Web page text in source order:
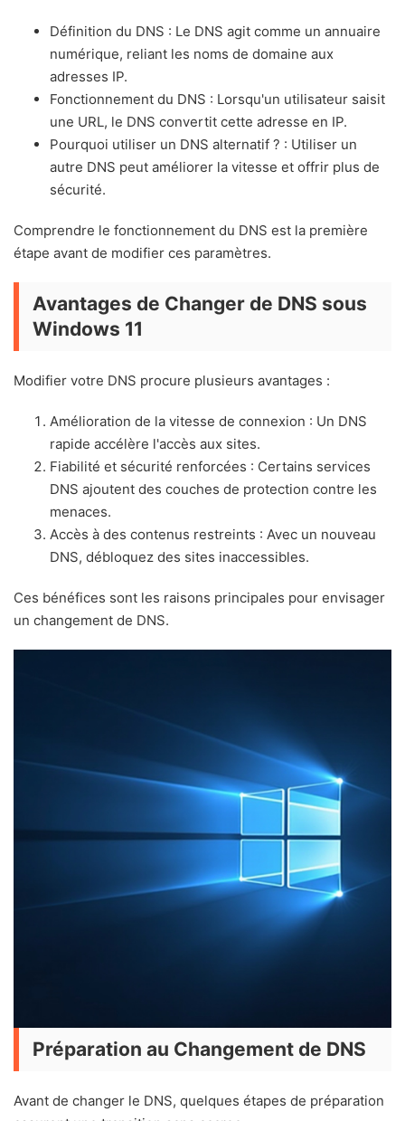
Définition du DNS : Le DNS agit comme un annuaire
numérique, reliant les noms de domaine aux
adresses IP.
Fonctionnement du DNS : Lorsqu'un utilisateur saisit
une URL, le DNS convertit cette adresse en IP.
Pourquoi utiliser un DNS alternatif ? : Utiliser un
autre DNS peut améliorer la vitesse et offrir plus de
sécurité.
Comprendre le fonctionnement du DNS est la première
étape avant de modifier ces paramètres.
Avantages de Changer de DNS sous
Windows 11
Modifier votre DNS procure plusieurs avantages :
Amélioration de la vitesse de connexion : Un DNS
rapide accélère l'accès aux sites.
Fiabilité et sécurité renforcées : Certains services
DNS ajoutent des couches de protection contre les
menaces.
Accès à des contenus restreints : Avec un nouveau
DNS, débloquez des sites inaccessibles.
Ces bénéfices sont les raisons principales pour envisager
un changement de DNS.
Préparation au Changement de DNS
Avant de changer le DNS, quelques étapes de préparation